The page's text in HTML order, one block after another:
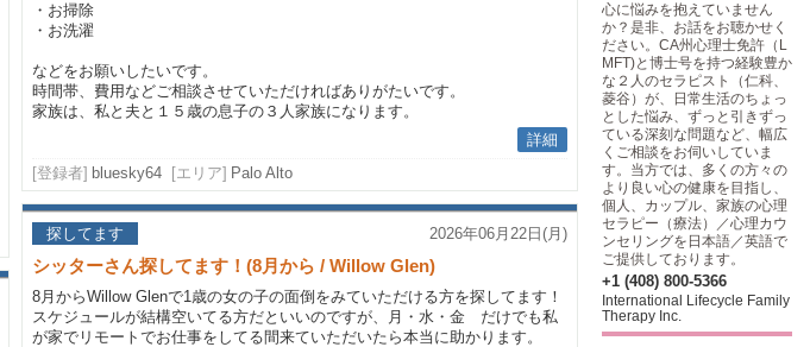
・お掃除
・お洗濯
などをお願いしたいです。
時間帯、費用などご相談させていただければありがたいです。
家族は、私と夫と１５歳の息子の３人家族になります。
詳細
[登録者] bluesky64 [エリア] Palo Alto
探してます 2026年06月22日(月)
シッターさん探してます！(8月から / Willow Glen)
8月からWillow Glenで1歳の女の子の面倒をみていただける方を探してます！
スケジュールが結構空いてる方だといいのですが、月・水・金 だけでも私
が家でリモートでお仕事をしてる間来ていただいたら本当に助かります。
心に悩みを抱えていません
か？是非、お話をお聴かせく
ださい。CA州心理士免許（L
MFT)と博士号を持つ経験豊か
な２人のセラピスト（仁科、
菱谷）が、日常生活のちょっ
とした悩み、ずっと引きずっ
ている深刻な問題など、幅広
くご相談をお伺いしていま
す。当方では、多くの方々の
より良い心の健康を目指し、
個人、カップル、家族の心理
セラピー（療法）／心理カウ
ンセリングを日本語／英語で
ご提供しております。
+1 (408) 800-5366
International Lifecycle Family
Therapy Inc.